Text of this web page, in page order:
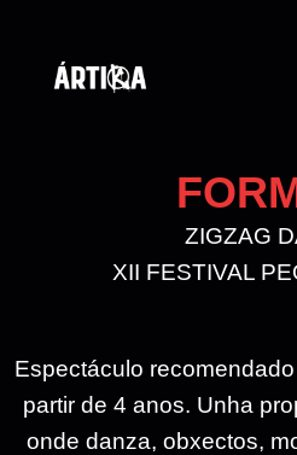
ZIGZAG
XII FESTIVAL
Espectáculo
partir de 4 anos. Unha
onde danza, obxectos,